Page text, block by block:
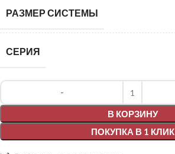
РАЗМЕР СИСТЕМЫ
СЕРИЯ
В КОРЗИНУ
ПОКУПКА В 1 КЛИК
Alternative: